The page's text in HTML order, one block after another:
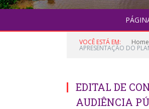
VOCÊ ESTÁ EM: Home
APRESENTAÇÃO DO
EDITAL DE
AUDIÊNCIA